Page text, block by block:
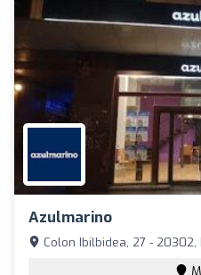
Azulmarino
Colon Ibilbidea, 27 - 20302,